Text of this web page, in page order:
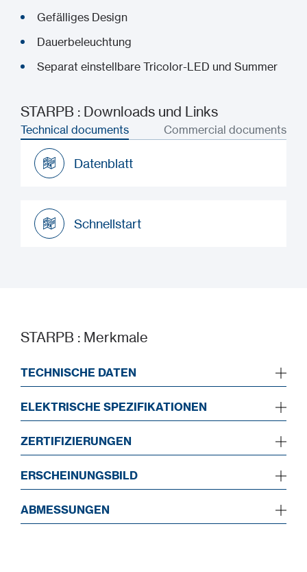
Gefälliges Design
Dauerbeleuchtung
Separat einstellbare Tricolor-LED und Summer
STARPB : Downloads und Links
Technical documents Commercial documents
Datenblatt
Schnellstart
STARPB : Merkmale
TECHNISCHE DATEN
ELEKTRISCHE SPEZIFIKATIONEN
ZERTIFIZIERUNGEN
ERSCHEINUNGSBILD
ABMESSUNGEN